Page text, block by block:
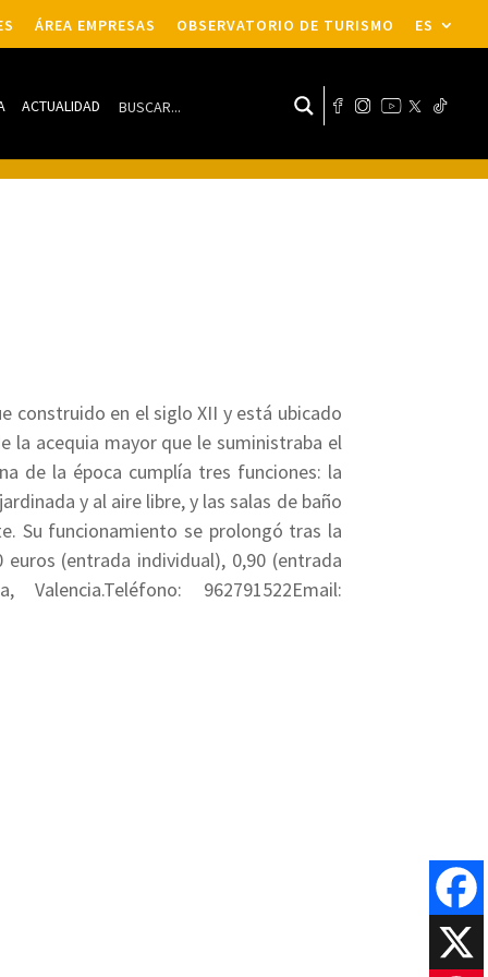
ÁREA EMPRESAS OBSERVATORIO DE TURISMO ES
ACTUALIDAD
construido en el siglo XII y está ubicado
la acequia mayor que le suministraba el
de la época cumplía tres funciones: la
y al aire libre, y las salas de baño
Su funcionamiento se prolongó tras la
euros (entrada individual), 0,90 (entrada
962791522Email: